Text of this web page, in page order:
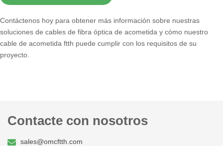
Contáctenos hoy para obtener más información sobre nuestras
soluciones de cables de fibra óptica de acometida y cómo nuestro
cable de acometida ftth puede cumplir con los requisitos de su
proyecto.
Contacte con nosotros
sales@omcftth.com